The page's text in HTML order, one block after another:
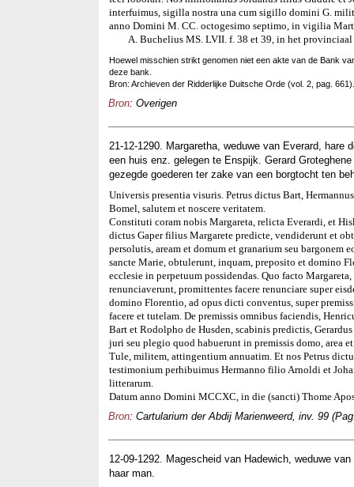
interfuimus, sigilla nostra una cum sigillo domini G.
anno Domini M. CC. octogesimo septimo, in vigilia
A. Buchelius MS. LVII. f. 38 et 39, in het provinciaal
Hoewel misschien strikt genomen niet een akte van de Bank
deze bank.
Bron: Archieven der Ridderlijke Duitsche Orde (vol. 2, pag. 661).
Bron: Overigen
21-12-1290. Margaretha, weduwe van Everard, hare
een huis enz. gelegen te Enspijk. Gerard
gezegde goederen ter zake van een borgtocht ten
Universis presentia visuris. Petrus dictus Bart,
Bomel, salutem et noscere veritatem.
Constituti coram nobis Margareta, relicta Everardi, et
dictus Gaper filius Margarete predicte, vendiderunt et
persolutis, aream et domum et granarium seu
sancte Marie, obtulerunt, inquam, preposito et domino
ecclesie in perpetuum possidendas. Quo facto
renunciaverunt, promittentes facere renunciare super
domino Florentio, ad opus dicti conventus, super
facere et tutelam. De premissis omnibus faciendis,
Bart et Rodolpho de Husden, scabinis predictis,
juri seu plegio quod habuerunt in premissis domo, area
Tule, militem, attingentium annuatim. Et nos Petrus
testimonium perhibuimus Hermanno filio Arnoldi et
litterarum.
Datum anno Domini MCCXC, in die (sancti) Thome
Bron: Cartularium der Abdij Marienweerd, inv. 99
12-09-1292. Magescheid van Hadewich, weduwe
haar man.